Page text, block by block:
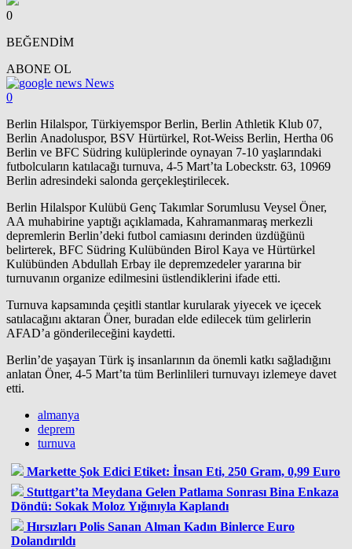
0
BEĞENDİM
ABONE OL
News
0
Berlin Hilalspor, Türkiyemspor Berlin, Berlin Athletik Klub 07,
Berlin Anadoluspor, BSV Hürtürkel, Rot-Weiss Berlin, Hertha 06
Berlin ve BFC Südring kulüplerinde oynayan 7-10 yaşlarındaki
futbolcuların katılacağı turnuva, 4-5 Mart’ta Lobeckstr. 63, 10969
Berlin adresindeki salonda gerçekleştirilecek.
Berlin Hilalspor Kulübü Genç Takımlar Sorumlusu Veysel Öner,
AA muhabirine yaptığı açıklamada, Kahramanmaraş merkezli
depremlerin Berlin’deki futbol camiasını derinden üzdüğünü
belirterek, BFC Südring Kulübünden Birol Kaya ve Hürtürkel
Kulübünden Abdullah Erbay ile depremzedeler yararına bir
turnuvanın organize edilmesini üstlendiklerini ifade etti.
Turnuva kapsamında çeşitli stantlar kurularak yiyecek ve içecek
satılacağını aktaran Öner, buradan elde edilecek tüm gelirlerin
AFAD’a gönderileceğini kaydetti.
Berlin’de yaşayan Türk iş insanlarının da önemli katkı sağladığını
anlatan Öner, 4-5 Mart’ta tüm Berlinlileri turnuvayı izlemeye davet
etti.
almanya
deprem
turnuva
Markette Şok Edici Etiket: İnsan Eti, 250 Gram, 0,99 Euro
Stuttgart’ta Meydana Gelen Patlama Sonrası Bina Enkaza
Döndü: Sokak Moloz Yığınıyla Kaplandı
Hırsızları Polis Sanan Alman Kadın Binlerce Euro
Dolandırıldı